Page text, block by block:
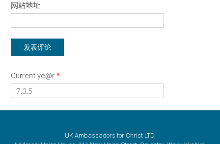
网站地址
Current ye@r *
UK Ambassadors for Christ LTD,